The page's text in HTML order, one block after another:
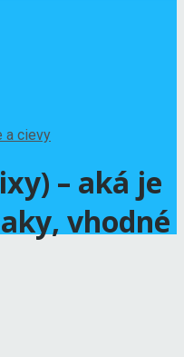
a cievy
– aká je
vhodné